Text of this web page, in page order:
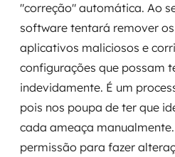
"correção" automática. Ao
software tentará remover
aplicativos maliciosos e
configurações que possam
indevidamente. É um
pois nos poupa de ter que
cada ameaça
permissão para fazer